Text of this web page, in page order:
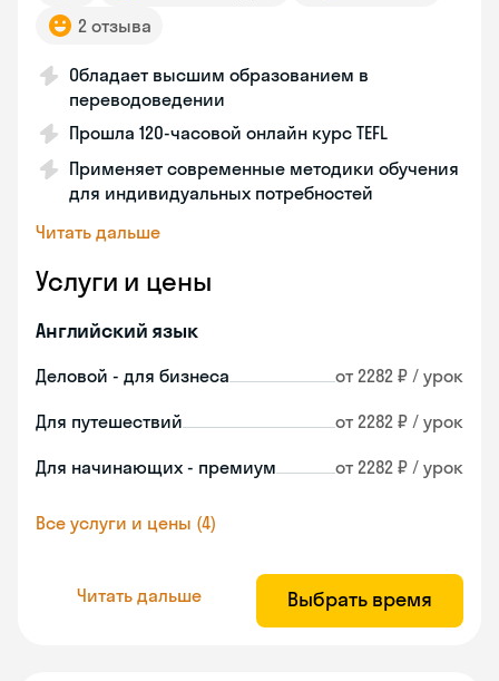
2 отзыва
Обладает высшим образованием в
переводоведении
Прошла 120-часовой онлайн курс TEFL
Применяет современные методики обучения
для индивидуальных потребностей
Читать дальше
Услуги и цены
Английский язык
Деловой - для бизнеса от 2282 ₽ / урок
Для путешествий от 2282 ₽ / урок
Для начинающих - премиум от 2282 ₽ / урок
Все услуги и цены (4)
Читать дальше Выбрать время